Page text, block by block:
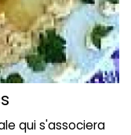
qui s'associera